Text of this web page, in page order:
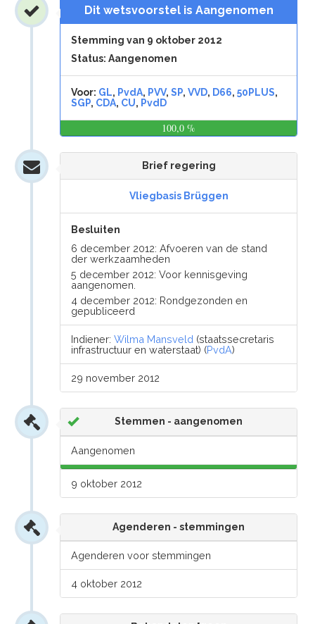
Dit wetsvoorstel is Aangenomen
Stemming van 9 oktober 2012
Status: Aangenomen
Voor: GL, PvdA, PVV,SP,VVD, D66,50PLUS,
SGP, CDA, CU, PvdD
100,0 %
Brief regering
Vliegbasis Brüggen
Besluiten
6 december 2012: Afvoeren van de stand
der werkzaamheden
5 december 2012: Voor kennisgeving
aangenomen.
4 december 2012: Rondgezonden en
gepubliceerd
Indiener:Wilma Mansveld (staatssecretaris
infrastructuur en waterstaat) (PvdA)
29 november 2012
Stemmen - aangenomen
Aangenomen
9 oktober 2012
Agenderen - stemmingen
Agenderen voor stemmingen
4 oktober 2012